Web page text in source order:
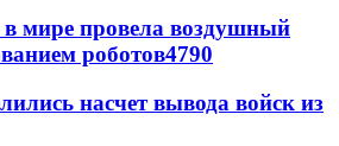
мире провела воздушный
роботов4790
насчет вывода войск из